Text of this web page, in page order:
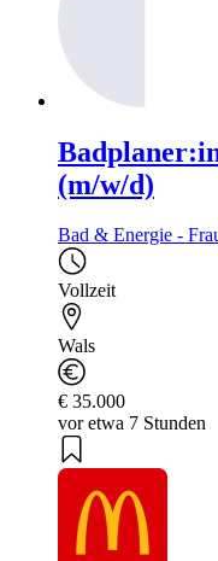
(m/w/d)
Bad & Energie -
Vollzeit
Wals
€ 35.000
vor etwa 7 Stunden